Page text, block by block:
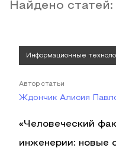
Найдено статей:
Информационные
Автор статьи
Ждончик Алисия
«Человеческий
инженерии: новые